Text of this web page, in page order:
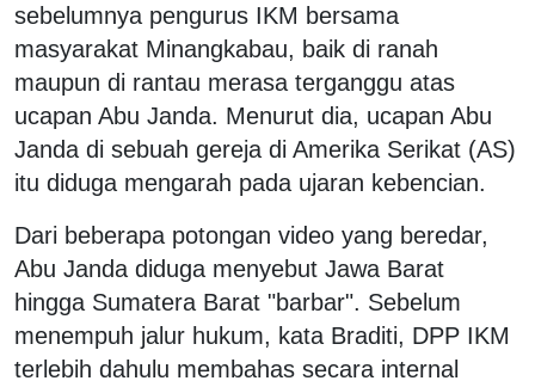
sebelumnya pengurus IKM bersama
masyarakat Minangkabau, baik di ranah
maupun di rantau merasa terganggu atas
ucapan Abu Janda. Menurut dia, ucapan Abu
Janda di sebuah gereja di Amerika Serikat (AS)
itu diduga mengarah pada ujaran kebencian.
Dari beberapa potongan video yang beredar,
Abu Janda diduga menyebut Jawa Barat
hingga Sumatera Barat "barbar". Sebelum
menempuh jalur hukum, kata Braditi, DPP IKM
terlebih dahulu membahas secara internal